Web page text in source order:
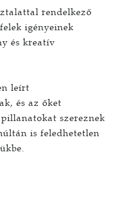
rendelkező
igényeinek
és kreatív
leírt
és az őket
szereznek
is feledhetetlen